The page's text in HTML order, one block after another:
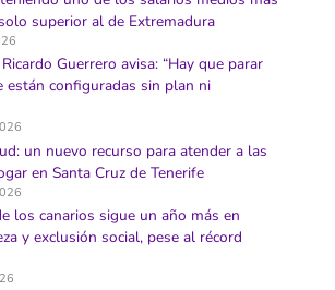
superior al de Extremadura
Guerrero avisa: “Hay que parar
están configuradas sin plan ni
un nuevo recurso para atender a las
en Santa Cruz de Tenerife
los canarios sigue un año más en
y exclusión social, pese al récord